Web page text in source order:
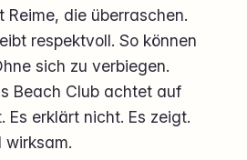
Reime, die überraschen.
respektvoll. So können
sich zu verbiegen.
Beach Club achtet auf
Es erklärt nicht. Es zeigt.
wirksam.